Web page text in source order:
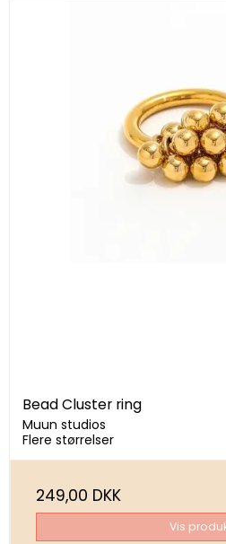
Bead Cluster ring
Muun studios
Flere størrelser
249,00 DKK
Vis